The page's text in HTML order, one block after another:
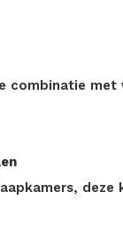
combinatie